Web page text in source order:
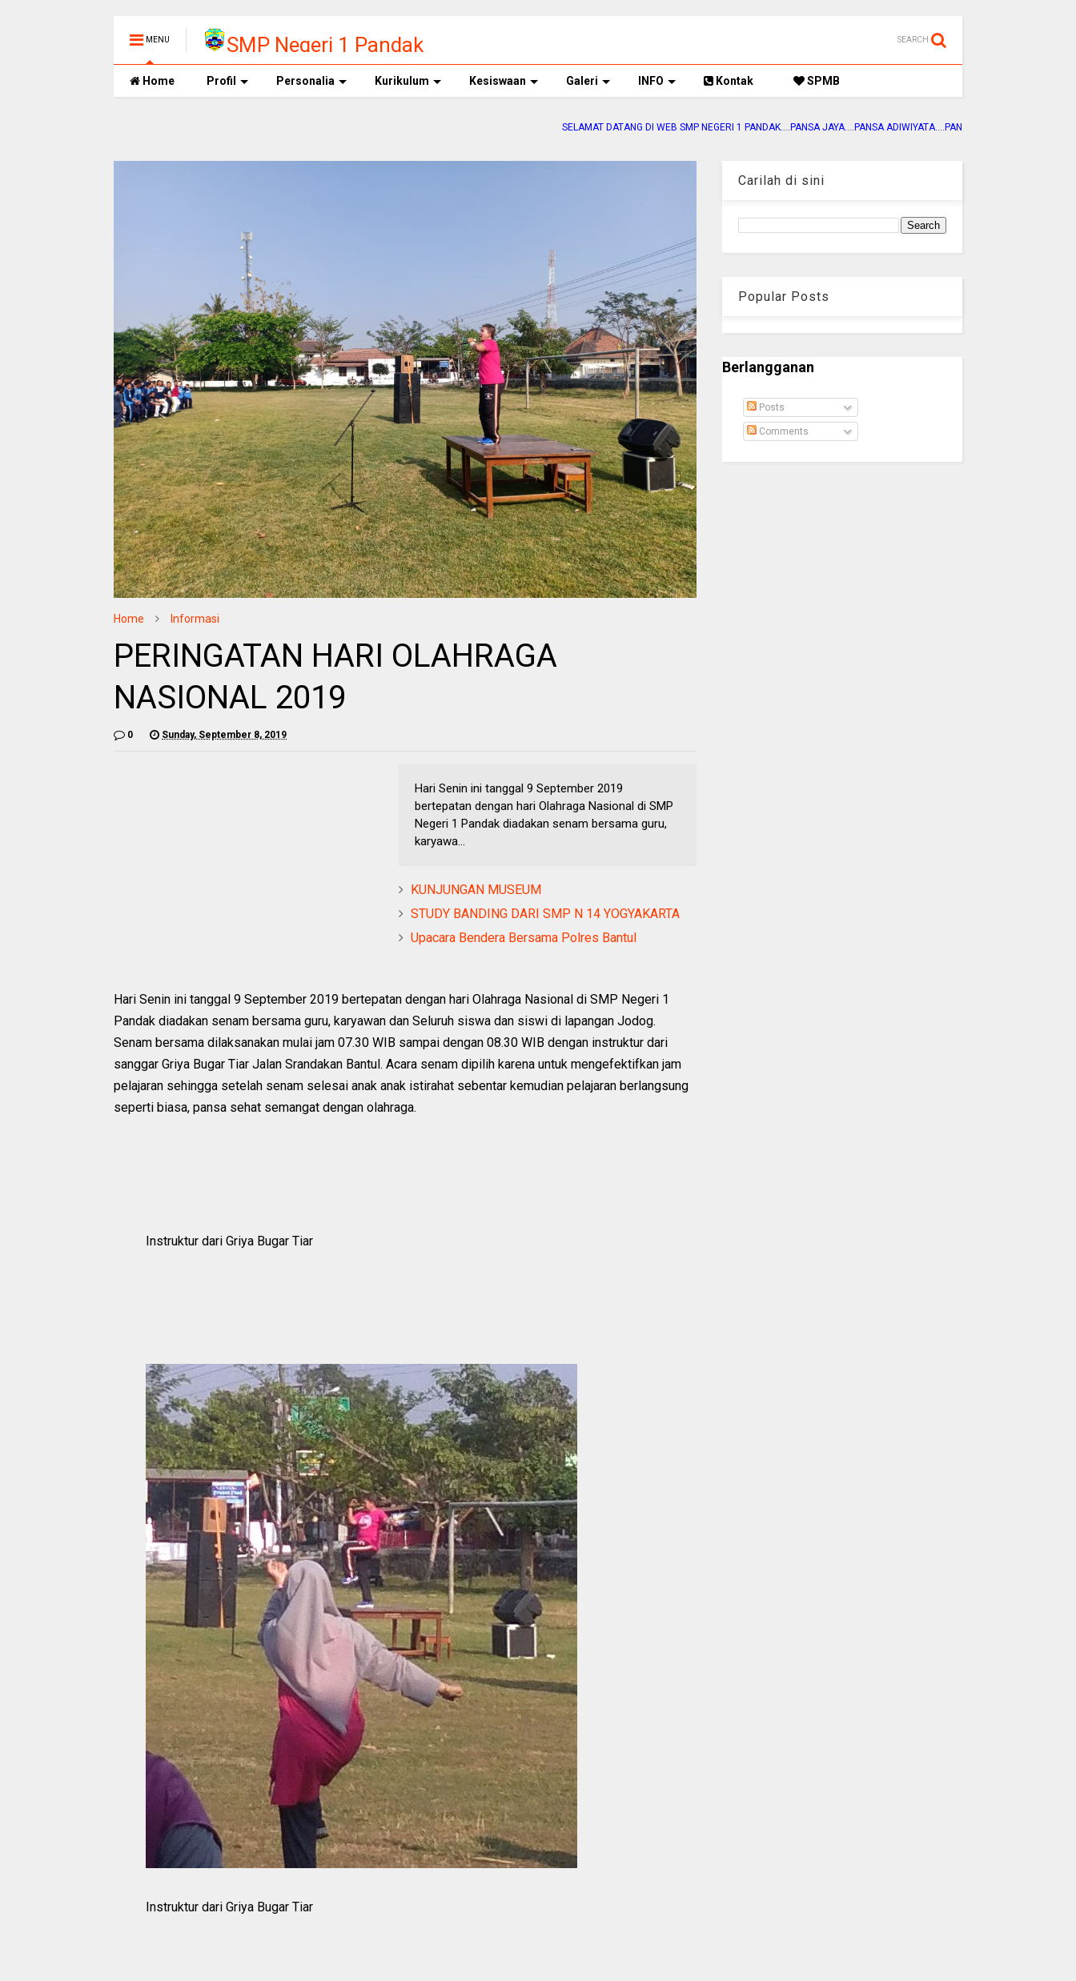
MENU SMP Negeri 1 Pandak SEARCH
Home Profil Personalia Kurikulum Kesiswaan Galeri INFO Kontak SPMB
SELAMAT DATANG DI WEB SMP NEGERI 1 PANDAK....PANSA JAYA....PANSA ADIWIYATA....PANSA SEHAT....PANSA JUARA
Home Informasi
PERINGATAN HARI OLAHRAGA
NASIONAL 2019
0 Sunday, September 8, 2019
Hari Senin ini tanggal 9 September 2019
bertepatan dengan hari Olahraga Nasional di SMP
Negeri 1 Pandak diadakan senam bersama guru,
karyawa...
KUNJUNGAN MUSEUM
STUDY BANDING DARI SMP N 14 YOGYAKARTA
Upacara Bendera Bersama Polres Bantul
Hari Senin ini tanggal 9 September 2019 bertepatan dengan hari Olahraga Nasional di SMP Negeri 1
Pandak diadakan senam bersama guru, karyawan dan Seluruh siswa dan siswi di lapangan Jodog.
Senam bersama dilaksanakan mulai jam 07.30 WIB sampai dengan 08.30 WIB dengan instruktur dari
sanggar Griya Bugar Tiar Jalan Srandakan Bantul. Acara senam dipilih karena untuk mengefektifkan jam
pelajaran sehingga setelah senam selesai anak anak istirahat sebentar kemudian pelajaran berlangsung
seperti biasa, pansa sehat semangat dengan olahraga.
Instruktur dari Griya Bugar Tiar
Instruktur dari Griya Bugar Tiar
Carilah di sini
Popular Posts
Berlangganan
Posts
Comments